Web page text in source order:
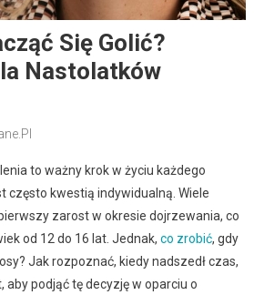
Się Golić?
Nastolatków
to ważny krok w życiu każdego
często kwestią indywidualną. Wiele
zarost w okresie dojrzewania, co
od 12 do 16 lat. Jednak, co zrobić, gdy
Jak rozpoznać, kiedy nadszedł czas,
aby podjąć tę decyzję w oparciu o